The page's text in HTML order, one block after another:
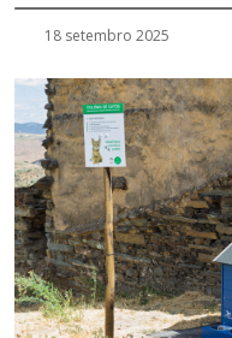
18 setembro 2025